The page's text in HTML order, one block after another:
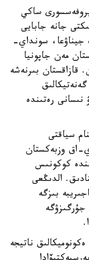
ساكي
جانە جابايى
جيناۋعا، سونداي-
مەن جاپونيا
قازاقستان بىرنەشە
نىسانى رەتىندە
سياقتى
اق وزبەكستان
كوكونىس
الدىڭعى
بىزگە
جۇرگىزۋگە
ناتيجە